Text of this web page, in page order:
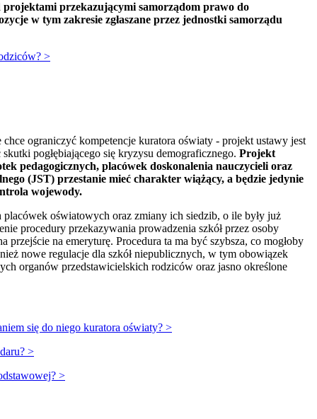
przekazującymi samorządom prawo do
w tym zakresie zgłaszane przez jednostki samorządu
>
ograniczyć kompetencje kuratora oświaty - projekt ustawy jest
pogłębiającego się kryzysu demograficznego. Projekt
pedagogicznych, placówek doskonalenia nauczycieli oraz
(JST) przestanie mieć charakter wiążący, a będzie jedynie
wojewody.
oświatowych oraz zmiany ich siedzib, o ile były już
procedury przekazywania prowadzenia szkół przez osoby
na emeryturę. Procedura ta ma być szybsza, co mogłoby
nowe regulacje dla szkół niepublicznych, w tym obowiązek
organów przedstawicielskich rodziców oraz jasno określone
się do niego kuratora oświaty? >
>
>